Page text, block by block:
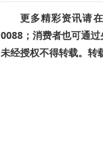
更多精彩资讯请
0088；消费者也可通过
未经授权不得转载。转